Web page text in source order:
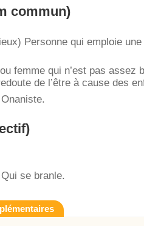
commun)
Personne qui emploie
femme qui n’est pas assez
de l’être à cause des
se branle.